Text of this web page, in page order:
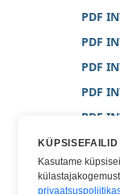
PDF
PDF
PDF
PDF
PDF
PDF
PDF
KÜPSISEFAILID
Kasutame